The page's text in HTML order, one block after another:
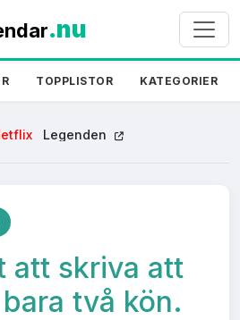
.nu
TOPPLISTOR KATEGORIER
Legenden
att skriva att
två kön.